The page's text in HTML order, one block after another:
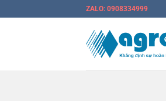
ZALO: 0908334999